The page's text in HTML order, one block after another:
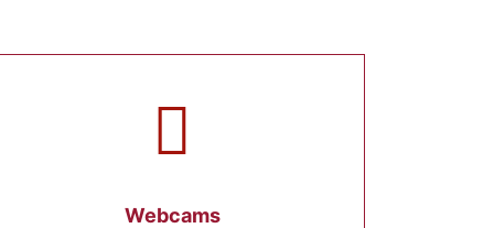
Webcams